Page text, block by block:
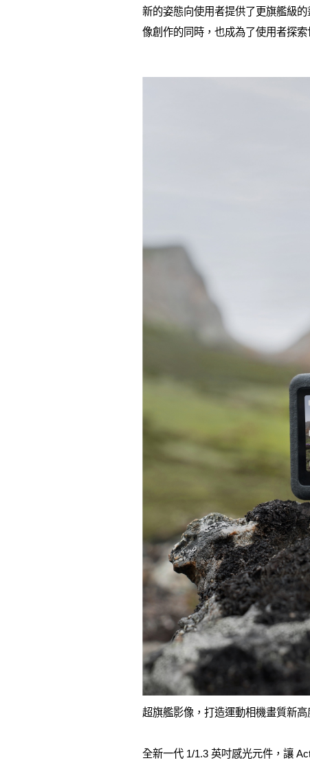
新的姿態向使用者提供了更旗艦級
像創作的同時，也成為了使用者探
超旗艦影像，打造運動相機畫質新高
全新一代 1/1.3 英吋感光元件，讓